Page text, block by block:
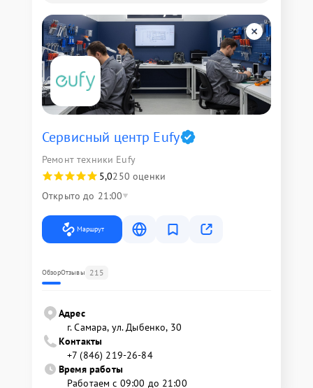
Сервисный центр Eufy
Ремонт техники Eufy
5,0250 оценки
Открыто до 21:00
Маршрут
ОбзорОтзывы 215
Адрес
г. Самара, ул. Дыбенко, 30
Контакты
+7 (846) 219-26-84
Время работы
Работаем с 09:00 до 21:00